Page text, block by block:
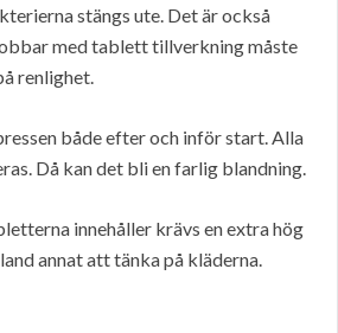
stängs ute. Det är också
med tablett tillverkning måste
renlighet.
både efter och inför start. Alla
Då kan det bli en farlig blandning.
innehåller krävs en extra hög
annat att tänka på kläderna.